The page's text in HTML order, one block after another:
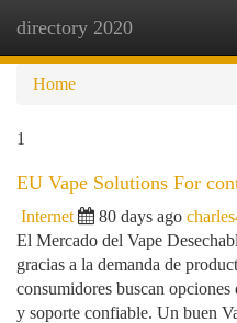
directory 2020
Home
1
EU Vape Solutions For
Internet 80 days ago
El Mercado del Vape
gracias a la demanda de
consumidores buscan
y soporte confiable. Un buen